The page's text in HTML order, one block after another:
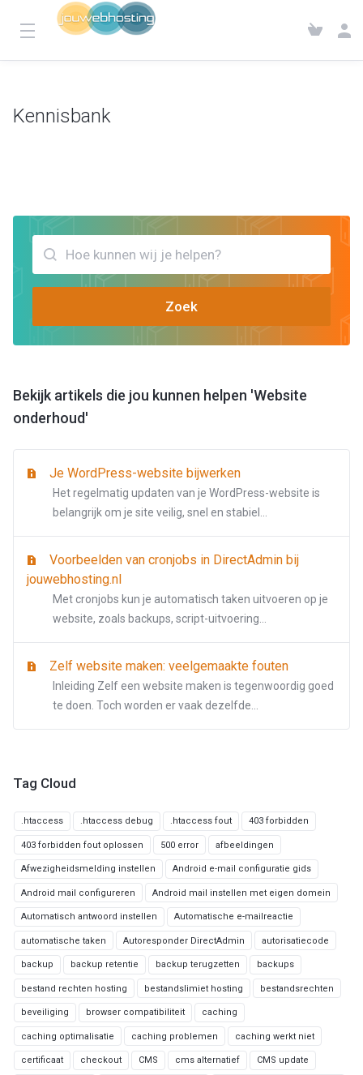
Kennisbank
Zoek
Bekijk artikels die jou kunnen helpen 'Website
onderhoud'
Je WordPress-website bijwerken
Het regelmatig updaten van je WordPress-website is
belangrijk om je site veilig, snel en stabiel...
Voorbeelden van cronjobs in DirectAdmin bij
jouwebhosting.nl
Met cronjobs kun je automatisch taken uitvoeren op je
website, zoals backups, script-uitvoering...
Zelf website maken: veelgemaakte fouten
Inleiding Zelf een website maken is tegenwoordig goed
te doen. Toch worden er vaak dezelfde...
Tag Cloud
.htaccess .htaccess debug .htaccess fout 403 forbidden
403 forbidden fout oplossen 500 error afbeeldingen
Afwezigheidsmelding instellen Android e-mail configuratie gids
Android mail configureren Android mail instellen met eigen domein
Automatisch antwoord instellen Automatische e-mailreactie
automatische taken Autoresponder DirectAdmin autorisatiecode
backup backup retentie backup terugzetten backups
bestand rechten hosting bestandslimiet hosting bestandsrechten
beveiliging browser compatibiliteit caching
caching optimalisatie caching problemen caching werkt niet
certificaat checkout CMS cms alternatief CMS update